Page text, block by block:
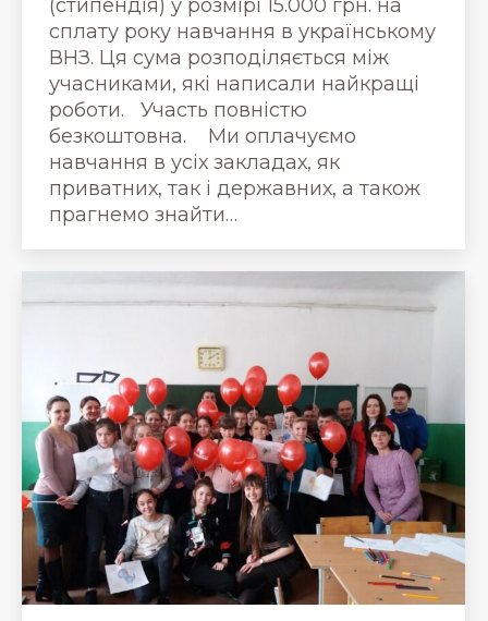
(стипендія) у розмірі 15.000 грн. на
сплату року навчання в українському
ВНЗ. Ця сума розподіляється між
учасниками, які написали найкращі
роботи. Участь повністю
безкоштовна. Ми оплачуємо
навчання в усіх закладах, як
приватних, так і державних, а також
прагнемо знайти…